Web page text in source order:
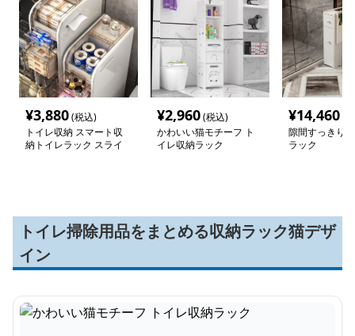
¥3,880(税込)
トイレ収納 スマート収
納トイレラック スライ
¥2,960(税込)
かわいい猫モチーフ ト
イレ収納ラック
¥14,460
隙間すっきり
ラック
トイレ掃除用品をまとめる収納ラック猫デザ
イン